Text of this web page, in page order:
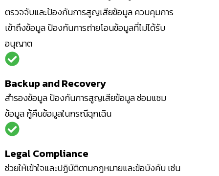
ตรวจจับและป้องกันการสูญเสียข้อมูล ควบคุมการ
เข้าถึงข้อมูล ป้องกันการถ่ายโอนข้อมูลที่ไม่ได้รับ
อนุญาต
Backup and Recovery
สำรองข้อมูล ป้องกันการสูญเสียข้อมูล ซ่อมแซม
ข้อมูล กู้คืนข้อมูลในกรณีฉุกเฉิน
Legal Compliance
ช่วยให้เข้าใจและปฏิบัติตามกฎหมายและข้อบังคับ เช่น